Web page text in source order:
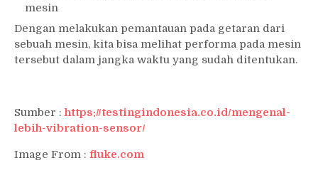
mesin
Dengan melakukan pemantauan pada getaran dari
sebuah mesin, kita bisa melihat performa pada mesin
tersebut dalam jangka waktu yang sudah ditentukan.
Sumber : https://testingindonesia.co.id/mengenal-
lebih-vibration-sensor/
Image From : fluke.com